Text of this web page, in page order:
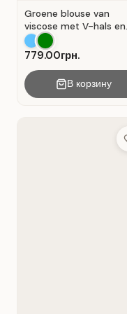
Groene blouse van
viscose met V-hals en
overslag . Groente .
779.00грн.
В корзину